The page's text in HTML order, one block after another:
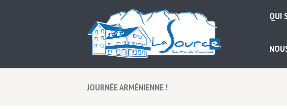
QUI
JOURNÉE ARMÉNIENNE !